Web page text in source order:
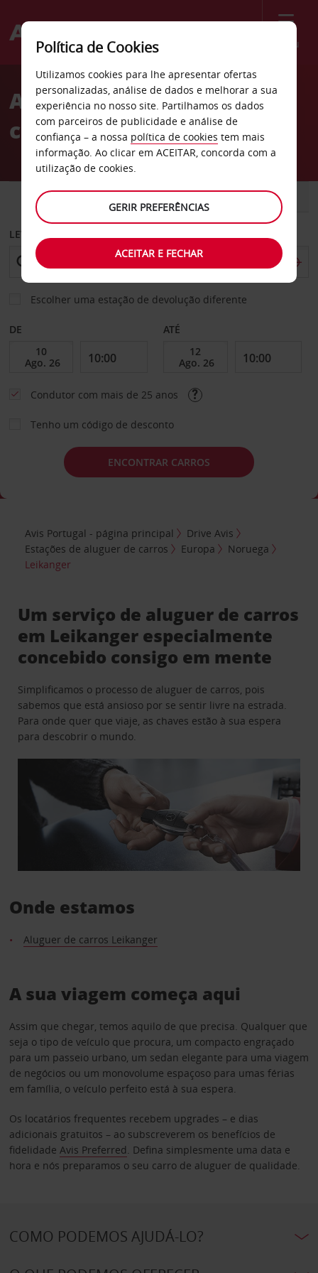
Menu
Welcome
AvisAluguer de
carros Leikanger
CARRO COMERCIAIS
LEVANTAR EM
Escolher uma estação de devolução diferente
DE ATÉ
Condutor com mais de 25 anos
Tenho um código de desconto
ENCONTRAR CARROS
Avis Portugal - página principal
Drive Avis
Estações de aluguer de carros
Europa
Noruega
Leikanger
Um serviço de aluguer de carros
em Leikanger especialmente
concebido consigo em mente
Simplificamos o processo de aluguer de carros, pois
sabemos que está ansioso por se sentir livre na estrada.
Para onde quer que viaje, as chaves estão à sua espera
para descobrir o mundo.
Onde estamos
Aluguer de carros Leikanger
A sua viagem começa aqui
Assim que chegar, temos aquilo de que precisa. Qualquer que
seja o tipo de veículo que procura, um compacto engraçado
para um passeio urbano, um sedan elegante para uma viagem
de negócios ou um monovolume espaçoso para umas férias
em família, o veículo perfeito está à sua espera.
Os locatários frequentes recebem upgrades – e dias
adicionais gratuitos – ao subscreverem os benefícios de
fidelidade Avis Preferred. Defina simplesmente uma data e
hora e nós preparamos o seu carro de aluguer de qualidade.
COMO PODEMOS AJUDÁ-LO?
Política de Cookies
Utilizamos cookies para lhe apresentar ofertas
personalizadas, análise de dados e melhorar a sua
experiência no nosso site. Partilhamos os dados
com parceiros de publicidade e análise de
confiança – a nossa política de cookies tem mais
informação. Ao clicar em ACEITAR, concorda com a
utilização de cookies.
GERIR PREFERÊNCIAS
ACEITAR E FECHAR